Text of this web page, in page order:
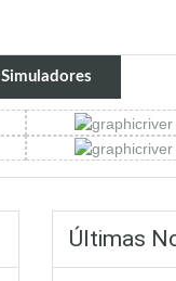
Simuladores
Últimas